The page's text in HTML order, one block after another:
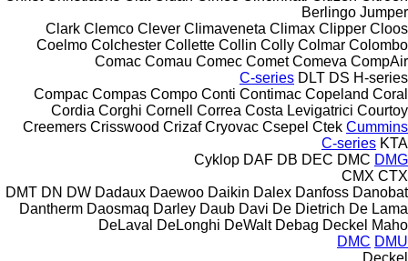
Berlingo Jumper
Clark Clemco Clever Climaveneta Climax Clipper Cloos
Coelmo Colchester Collette Collin Colly Colmar Colombo
Comac Comau Comec Comet Comeva CompAir
C-series DLT DS H-series
Compac Compas Compo Conti Contimac Copeland Coral
Cordia Corghi Cornell Correa Costa Levigatrici Courtoy
Creemers Crisswood Crizaf Cryovac Csepel Ctek Cummins
C-series KTA
Cyklop DAF DB DEC DMC DMG
CMX CTX
DMT DN DW Dadaux Daewoo Daikin Dalex Danfoss Danobat
Dantherm Daosmaq Darley Daub Davi De Dietrich De Lama
DeLaval
DeLonghi DeWalt Debag Deckel Maho
DMC DMU
Deckel